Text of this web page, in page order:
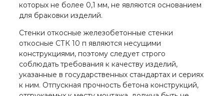
которых не более 0,1 мм, не являются основанием
для браковки изделий.
Стенки откосные железобетонные стенки
откосные СТК 10 п являются несущими
конструкциями, поэтому следует строго
соблюдать требования к качеству изделий,
указанные в государственных стандартах и сериях
к ним. Отпускная прочность бетона конструкций,